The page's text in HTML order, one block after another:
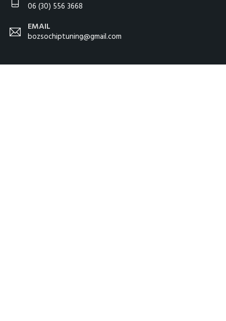
06 (30) 556 3668
EMAIL
bozsochiptuning@gmail.com